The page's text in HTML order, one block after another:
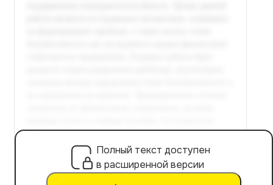
Полный текст доступен
в расширенной версии